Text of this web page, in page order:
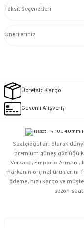
Taksit Seçenekleri
Önerileriniz
Ücretsiz Kargo
Güvenli Alışveriş
Saatçioğulları⁠ olarak
premium güneş gözlüğü
Versace, Emporio Armani,
markanın orijinal ürünlerini
ödeme, hızlı kargo ve
sezon